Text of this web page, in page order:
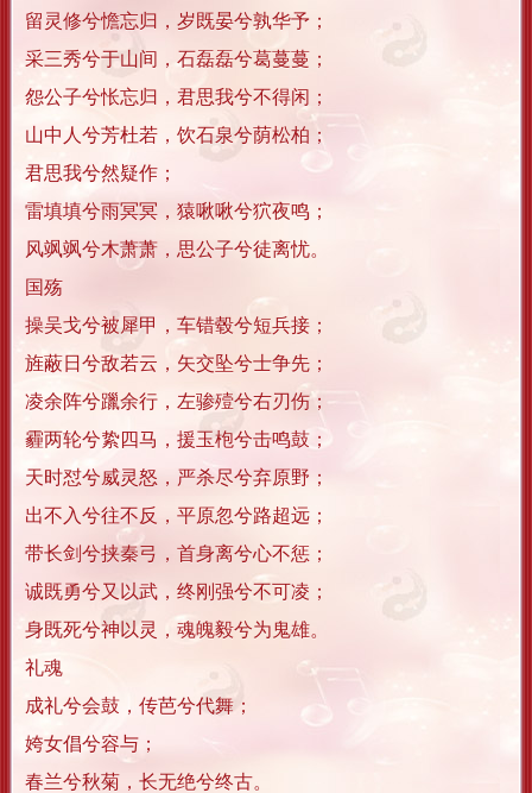
留灵修兮憺忘归，岁既晏兮孰华予；
采三秀兮于山间，石磊磊兮葛蔓蔓；
怨公子兮怅忘归，君思我兮不得闲；
山中人兮芳杜若，饮石泉兮荫松柏；
君思我兮然疑作；
雷填填兮雨冥冥，猿啾啾兮狖夜鸣；
风飒飒兮木萧萧，思公子兮徒离忧。
国殇
操吴戈兮被犀甲，车错毂兮短兵接；
旌蔽日兮敌若云，矢交坠兮士争先；
凌余阵兮躐余行，左骖殪兮右刃伤；
霾两轮兮絷四马，援玉枹兮击鸣鼓；
天时怼兮威灵怒，严杀尽兮弃原野；
出不入兮往不反，平原忽兮路超远；
带长剑兮挟秦弓，首身离兮心不惩；
诚既勇兮又以武，终刚强兮不可凌；
身既死兮神以灵，魂魄毅兮为鬼雄。
礼魂
成礼兮会鼓，传芭兮代舞；
姱女倡兮容与；
春兰兮秋菊，长无绝兮终古。